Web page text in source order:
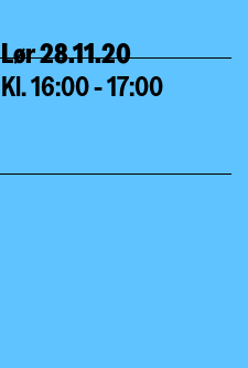
Lør 28.11.20
Kl. 16:00 - 17:00